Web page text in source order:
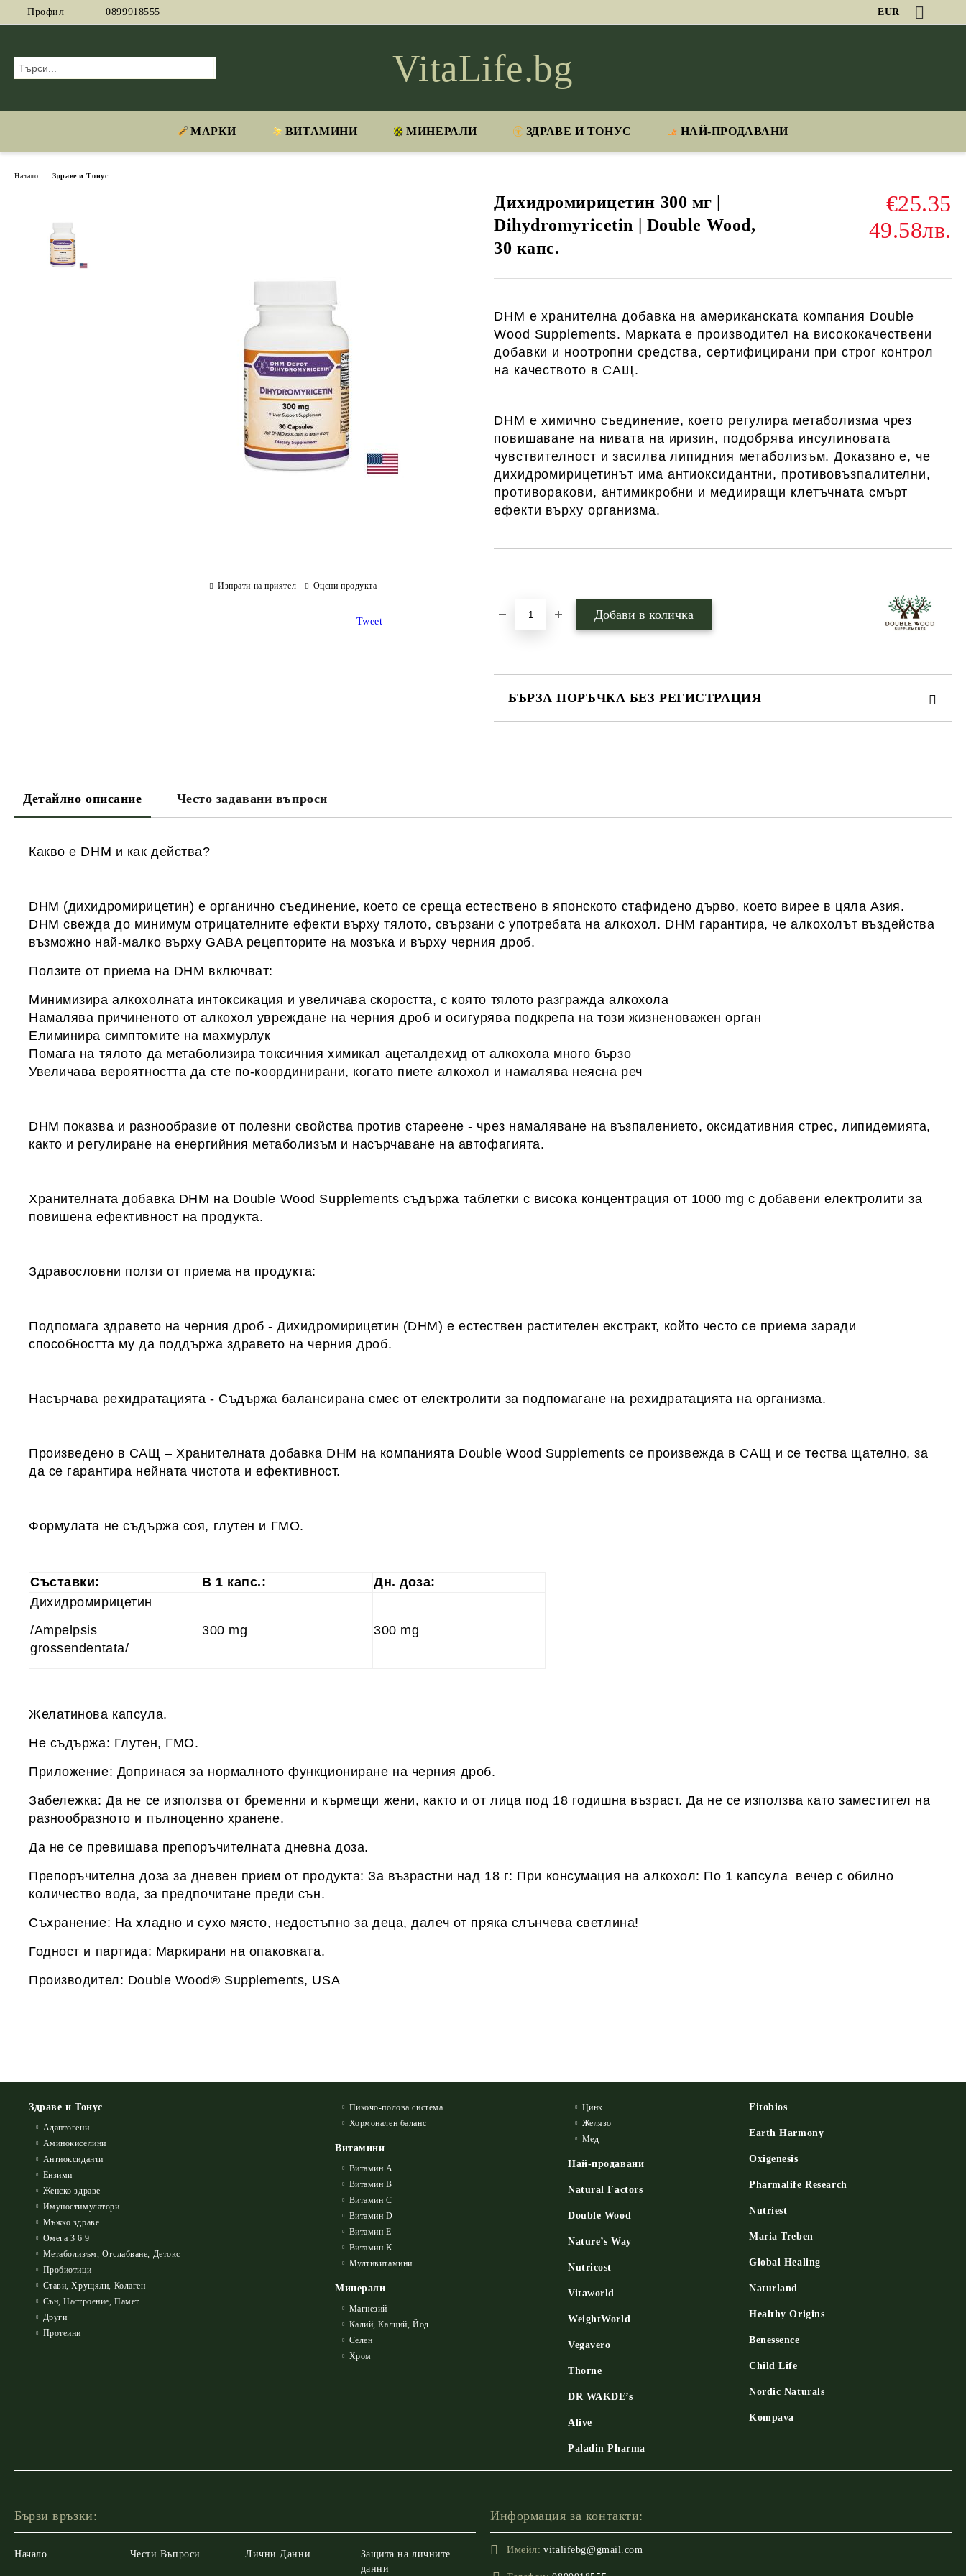
Профил 0899918555 EUR
VitaLife.bg
МАРКИ ВИТАМИНИ МИНЕРАЛИ ЗДРАВЕ И ТОНУС НАЙ-ПРОДАВАНИ
Начало Здраве и Тонус
Дихидромирицетин 300 мг |
Dihydromyricetin | Double Wood,
30 капс.
€25.35
49.58лв.
DHM e хранителна добавка на американската компания Double
Wood Supplements. Марката е производител на висококачествени
добавки и ноотропни средства, сертифицирани при строг контрол
на качеството в САЩ.
DHM e химично съединение, което регулира метаболизма чрез
повишаване на нивата на иризин, подобрява инсулиновата
чувствителност и засилва липидния метаболизъм. Доказано е, че
дихидромирицетинът има антиоксидантни, противовъзпалителни,
противоракови, антимикробни и медииращи клетъчната смърт
ефекти върху организма.
БЪРЗА ПОРЪЧКА БЕЗ РЕГИСТРАЦИЯ
Изпрати на приятел Оцени продукта
Tweet
Детайлно описание Често задавани въпроси
Какво е DHM и как действа?
DHM (дихидромирицетин) е органично съединение, което се среща естествено в японското стафидено дърво, което вирее в цяла Азия.
DHM свежда до минимум отрицателните ефекти върху тялото, свързани с употребата на алкохол. DHM гарантира, че алкохолът въздейства
възможно най-малко върху GABA рецепторите на мозъка и върху черния дроб.
Ползите от приема на DHM включват:
Минимизира алкохолната интоксикация и увеличава скоростта, с която тялото разгражда алкохола
Намалява причиненото от алкохол увреждане на черния дроб и осигурява подкрепа на този жизненоважен орган
Елиминира симптомите на махмурлук
Помага на тялото да метаболизира токсичния химикал ацеталдехид от алкохола много бързо
Увеличава вероятността да сте по-координирани, когато пиете алкохол и намалява неясна реч
DHM показва и разнообразие от полезни свойства против стареене - чрез намаляване на възпалението, оксидативния стрес, липидемията,
както и регулиране на енергийния метаболизъм и насърчаване на автофагията.
Хранителната добавка DHM на Double Wood Supplements съдържа таблетки с висока концентрация от 1000 mg с добавени електролити за
повишена ефективност на продукта.
Здравословни ползи от приема на продукта:
Подпомага здравето на черния дроб - Дихидромирицетин (DHM) е естествен растителен екстракт, който често се приема заради
способността му да поддържа здравето на черния дроб.
Насърчава рехидратацията - Съдържа балансирана смес от електролити за подпомагане на рехидратацията на организма.
Произведено в САЩ – Хранителната добавка DHM на компанията Double Wood Supplements се произвежда в САЩ и се тества щателно, за
да се гарантира нейната чистота и ефективност.
Формулата не съдържа соя, глутен и ГМО.
Съставки: В 1 капс.:
Дн. доза:
Дихидромирицетин
/Ampelpsis
grossendentata/
300 mg 300 mg
Желатинова капсула.
Не съдържа: Глутен, ГМО.
Приложение: Допринася за нормалното функциониране на черния дроб.
Забележка: Да не се използва от бременни и кърмещи жени, както и от лица под 18 годишна възраст. Да не се използва като заместител на
разнообразното и пълноценно хранене.
Да не се превишава препоръчителната дневна доза.
Препоръчителна доза за дневен прием от продукта: За възрастни над 18 г: При консумация на алкохол: По 1 капсула вечер с обилно
количество вода, за предпочитане преди сън.
Съхранение: На хладно и сухо място, недостъпно за деца, далеч от пряка слънчева светлина!
Годност и партида: Маркирани на опаковката.
Производител: Double Wood® Supplements, USA
Здраве и Тонус
Адаптогени
Аминокиселини
Антиоксиданти
Ензими
Женско здраве
Имуностимулатори
Мъжко здраве
Омега 3 6 9
Метаболизъм, Отслабване, Детокс
Пробиотици
Стави, Хрущяли, Колаген
Сън, Настроение, Памет
Други
Протеини
Пикочо-полова система
Хормонален баланс
Витамини
Витамин А
Витамин B
Витамин C
Витамин D
Витамин E
Витамин K
Мултивитамини
Минерали
Магнезий
Калий, Калций, Йод
Селен
Хром
Цинк
Желязо
Мед
Най-продавани
Natural Factors
Double Wood
Nature’s Way
Nutricost
Vitaworld
WeightWorld
Vegavero
Thorne
DR WAKDE’s
Alive
Paladin Pharma
Fitobios
Earth Harmony
Oxigenesis
Pharmalife Research
Nutriest
Maria Treben
Global Healing
Naturland
Healthy Origins
Benessence
Child Life
Nordic Naturals
Kompava
Бързи връзки:
Начало Чести Въпроси Лични Данни
Защита на личните
данни
Информация за контакти:
Имейл: vitalifebg@gmail.com